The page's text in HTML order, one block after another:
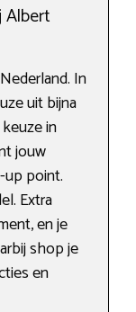
Albert
In
uit bijna
in
jouw
point.
Extra
en je
shop je
en